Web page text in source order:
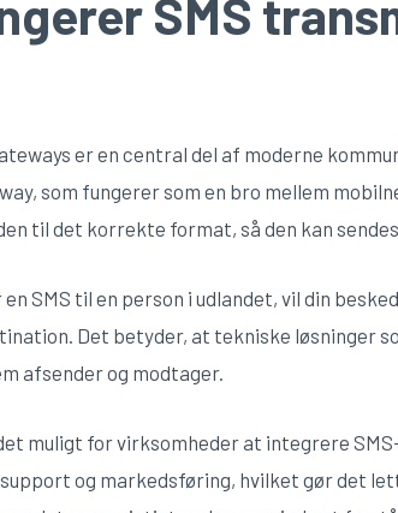
SMS
er en central del af moderne
som fungerer som en bro mellem
til det korrekte format, så den kan
en SMS til en person i udlandet, vil din
Det betyder, at tekniske løsninger
afsender og modtager.
muligt for virksomheder at integrere
og markedsføring, hvilket gør det